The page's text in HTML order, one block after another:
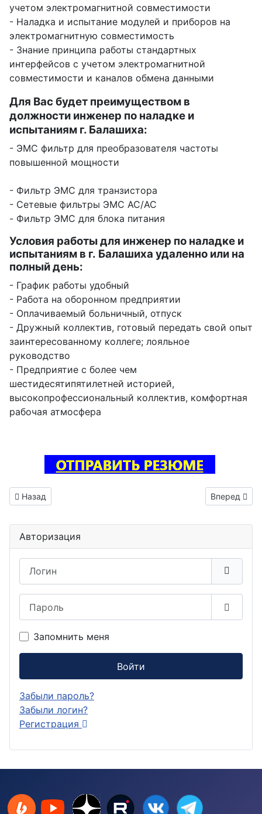
учетом электромагнитной совместимости
- Наладка и испытание модулей и приборов на
электромагнитную совместимость
- Знание принципа работы стандартных
интерфейсов с учетом электромагнитной
совместимости и каналов обмена данными
Для Вас будет преимуществом в
должности инженер по наладке и
испытаниям г. Балашиха:
- ЭМС фильтр для преобразователя частоты
повышенной мощности
- Фильтр ЭМС для транзистора
- Сетевые фильтры ЭМС AC/AC
- Фильтр ЭМС для блока питания
Условия работы для инженер по наладке и
испытаниям в г. Балашиха удаленно или на
полный день:
- График работы удобный
- Работа на оборонном предприятии
- Оплачиваемый больничный, отпуск
- Дружный коллектив, готовый передать свой опыт
заинтересованному коллеге; лояльное
руководство
- Предприятие с более чем
шестидесятипятилетней историей,
высокопрофессиональный коллектив, комфортная
рабочая атмосфера
Предыдущий: Тестировщик ПО вакансия Новозыбков
Назад Следующий:
Вперед
Авторизация
Запомнить меня
Войти
Забыли пароль?
Забыли логин?
Регистрация